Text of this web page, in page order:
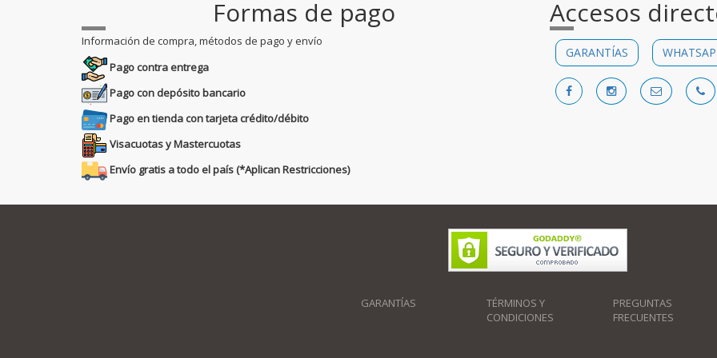
Formas de pago
Información de compra, métodos de pago y envío
Pago contra entrega
Pago con depósito bancario
Pago en tienda con tarjeta crédito/débito
Visacuotas y Mastercuotas
Envío gratis a todo el país (*Aplican Restricciones)
Accesos
GARANTÍAS
GARANTÍAS
TÉRMINOS Y
CONDICIONES
PREGUNTAS
FRECUENTES